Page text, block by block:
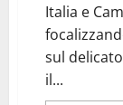
Italia e
sul
il...